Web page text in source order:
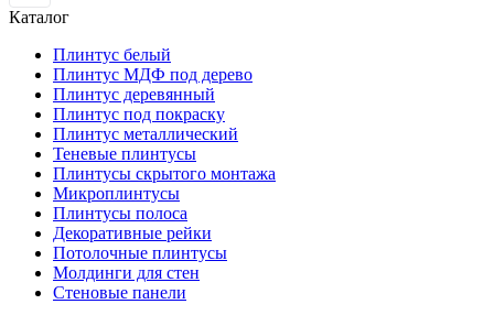
Каталог
Плинтус белый
Плинтус МДФ под дерево
Плинтус деревянный
Плинтус под покраску
Плинтус металлический
Теневые плинтусы
Плинтусы скрытого монтажа
Микроплинтусы
Плинтусы полоса
Декоративные рейки
Потолочные плинтусы
Молдинги для стен
Стеновые панели